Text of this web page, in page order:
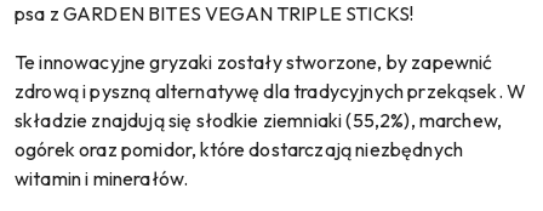
psa z GARDEN BITES VEGAN TRIPLE STICKS!
Te innowacyjne gryzaki zostały stworzone, by zapewnić
zdrową i pyszną alternatywę dla tradycyjnych przekąsek. W
składzie znajdują się słodkie ziemniaki (55,2%), marchew,
ogórek oraz pomidor, które dostarczają niezbędnych
witamin i minerałów.